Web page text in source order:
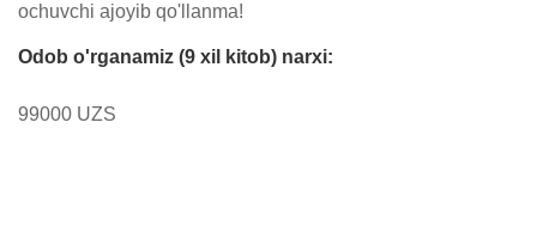
ochuvchi ajoyib qo'llanma!
Odob o'rganamiz (9 xil kitob) narxi:
99000 UZS